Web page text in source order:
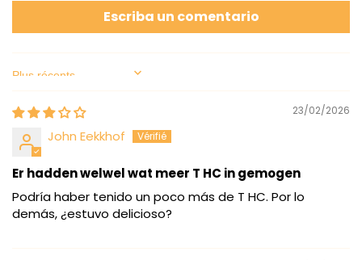
Escriba un comentario
Sort by
23/02/2026
John Eekkhof
Er hadden welwel wat meer T HC in gemogen
Podría haber tenido un poco más de T HC. Por lo
demás, ¿estuvo delicioso?